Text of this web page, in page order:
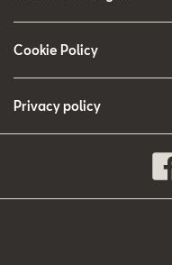
Cookie Policy
Privacy policy